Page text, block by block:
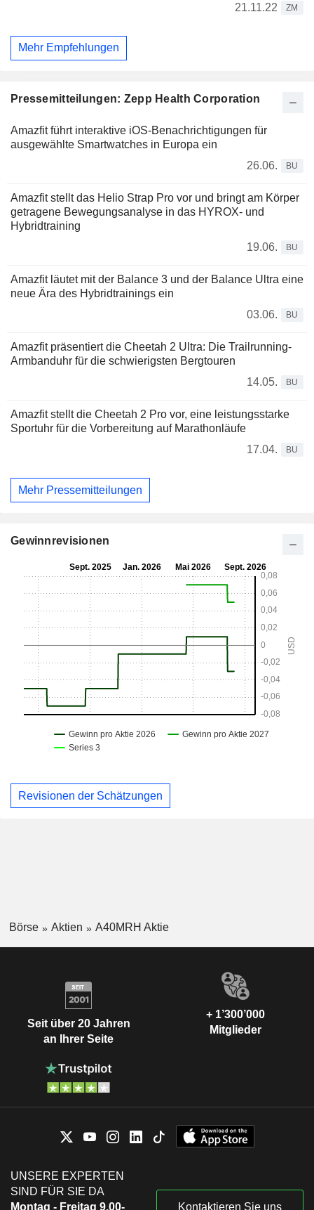
21.11.22
ZM
Mehr Empfehlungen
Pressemitteilungen: Zepp Health Corporation
Amazfit führt interaktive iOS-Benachrichtigungen für
ausgewählte Smartwatches in Europa ein
26.06.
BU
Amazfit stellt das Helio Strap Pro vor und bringt am Körper
getragene Bewegungsanalyse in das HYROX- und
Hybridtraining
19.06.
BU
Amazfit läutet mit der Balance 3 und der Balance Ultra eine
neue Ära des Hybridtrainings ein
03.06.
BU
Amazfit präsentiert die Cheetah 2 Ultra: Die Trailrunning-
Armbanduhr für die schwierigsten Bergtouren
14.05.
BU
Amazfit stellt die Cheetah 2 Pro vor, eine leistungsstarke
Sportuhr für die Vorbereitung auf Marathonläufe
17.04.
BU
Mehr Pressemitteilungen
Gewinnrevisionen
Revisionen der Schätzungen
Börse Aktien A40MRH Aktie
Seit über 20 Jahren
an Ihrer Seite
+ 1’300’000
Mitglieder
UNSERE EXPERTEN
SIND FÜR SIE DA
Montag - Freitag 9.00-
Kontaktieren Sie uns